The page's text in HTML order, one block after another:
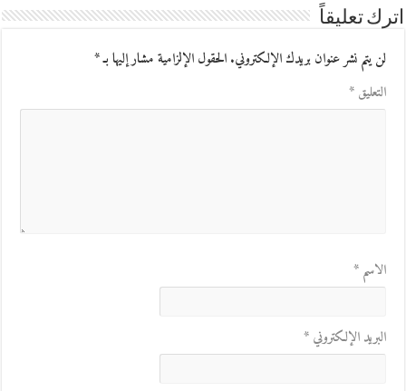
اترك تعليقاً
لن يتم نشر عنوان بريدك الإلكتروني.الحقول الإلزامية مشار إليها بـ*
التعليق*
الاسم*
البريد الإلكتروني*